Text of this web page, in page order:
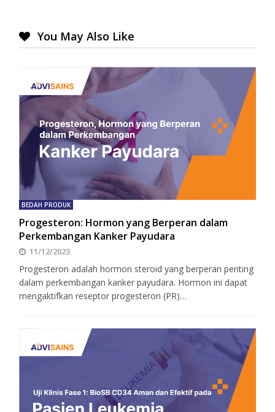
You May Also Like
BEDAH PRODUK
Progesteron: Hormon yang Berperan dalam
Perkembangan Kanker Payudara
11/12/2023
Progesteron adalah hormon steroid yang berperan penting
dalam perkembangan kanker payudara. Hormon ini dapat
mengaktifkan reseptor progesteron (PR)…